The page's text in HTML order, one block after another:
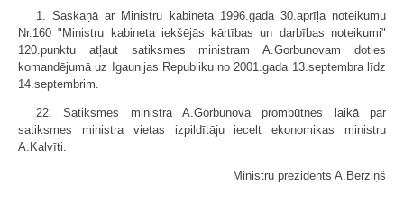
1. Saskaņā ar Ministru kabineta 1996.gada 30.aprīļa noteikumu
Nr.160 "Ministru kabineta iekšējās kārtības un darbības noteikumi"
120.punktu atļaut satiksmes ministram A.Gorbunovam doties
komandējumā uz Igaunijas Republiku no 2001.gada 13.septembra līdz
14.septembrim.
22. Satiksmes ministra A.Gorbunova prombūtnes laikā par
satiksmes ministra vietas izpildītāju iecelt ekonomikas ministru
A.Kalvīti.
Ministru prezidents A.Bērziņš